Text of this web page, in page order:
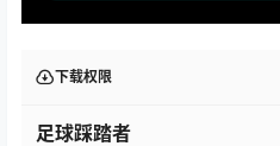
下载权限
足球踩踏者